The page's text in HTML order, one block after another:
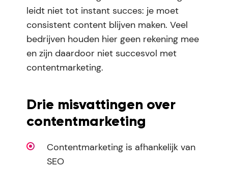
leidt niet tot instant succes: je moet
consistent content blijven maken. Veel
bedrijven houden hier geen rekening mee
en zijn daardoor niet succesvol met
contentmarketing.
Drie misvattingen over
contentmarketing
Contentmarketing is afhankelijk van
SEO